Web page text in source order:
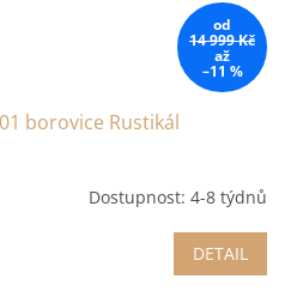
od
14 999 Kč
až
–11 %
borovice Rustikál
Dostupnost: 4-8 týdnů
DETAIL